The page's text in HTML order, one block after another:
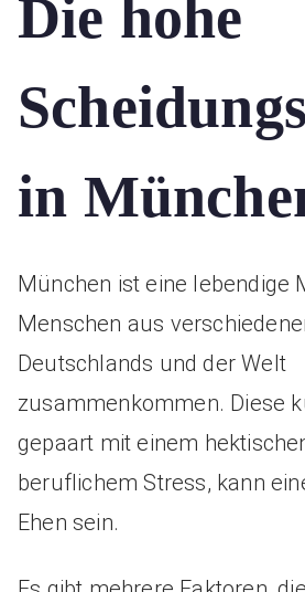
Die hohe
in
München ist eine lebendige
Menschen aus
Deutschlands und der Welt
zusammenkommen. Diese
gepaart mit einem
beruflichem Stress, kann
Ehen sein.